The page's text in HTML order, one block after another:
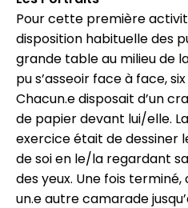
Pour cette première
disposition habituelle des
grande table au milieu de
pu s’asseoir face à face,
Chacun.e disposait d’un
de papier devant lui/elle.
exercice était de dessiner
de soi en le/la regardant
des yeux. Une fois
un.e autre camarade